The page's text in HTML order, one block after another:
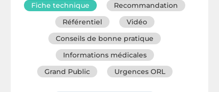
Fiche technique
Recommandation
Référentiel
Vidéo
Conseils de bonne pratique
Informations médicales
Grand Public
Urgences ORL